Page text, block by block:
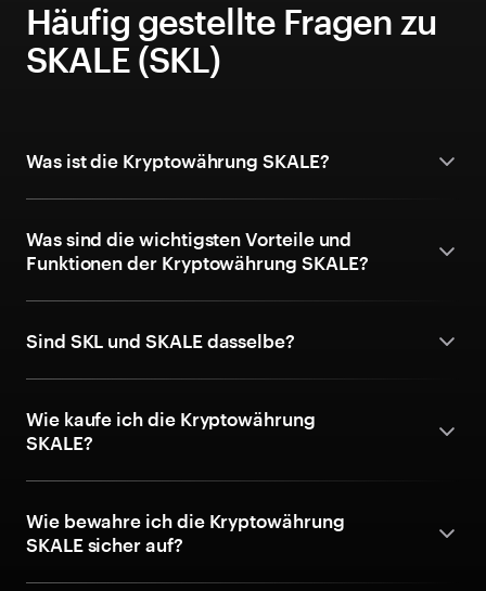
Häufig gestellte Fragen zu
SKALE (SKL)
Was ist die Kryptowährung SKALE?
Was sind die wichtigsten Vorteile und
Funktionen der Kryptowährung SKALE?
Sind SKL und SKALE dasselbe?
Wie kaufe ich die Kryptowährung
SKALE?
Wie bewahre ich die Kryptowährung
SKALE sicher auf?